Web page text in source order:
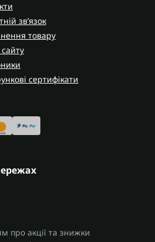
зв’язок
товару
сертифікати
про акції та знижки